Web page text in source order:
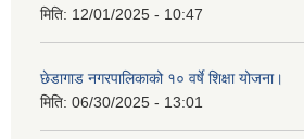
मिति: 12/01/2025 - 10:47
छेडागाड नगरपालिकाको १० वर्षे शिक्षा योजना।
मिति: 06/30/2025 - 13:01